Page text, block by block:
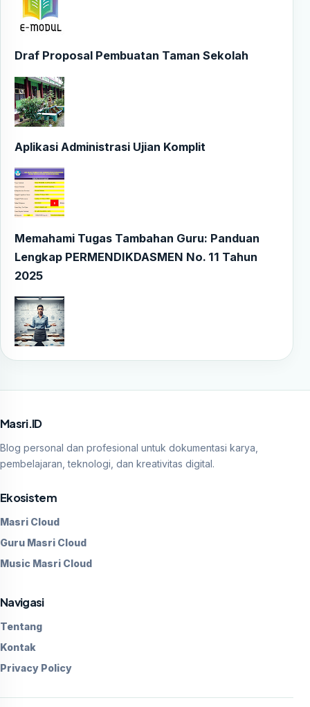
Draf Proposal Pembuatan Taman Sekolah
Aplikasi Administrasi Ujian Komplit
Memahami Tugas Tambahan Guru: Panduan
Lengkap PERMENDIKDASMEN No. 11 Tahun
2025
Masri.ID
Blog personal dan profesional untuk dokumentasi karya,
pembelajaran, teknologi, dan kreativitas digital.
Ekosistem
Masri Cloud
Guru Masri Cloud
Music Masri Cloud
Navigasi
Tentang
Kontak
Privacy Policy